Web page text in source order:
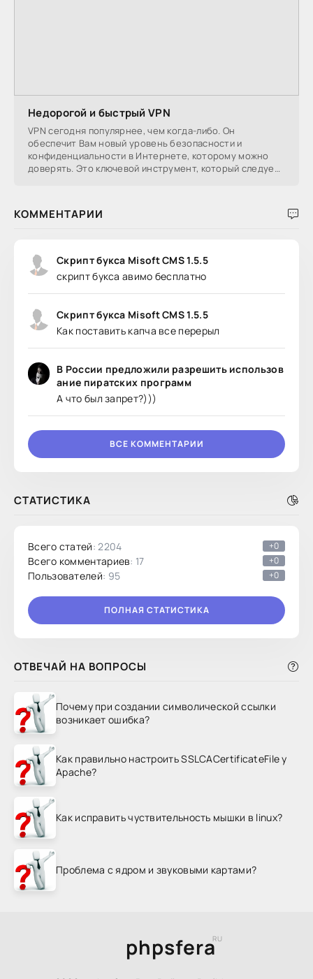
Недорогой и быстрый VPN
VPN сегодня популярнее, чем когда-либо. Он
обеспечит Вам новый уровень безопасности и
конфиденциальности в Интернете, которому можно
доверять. Это ключевой инструмент, который следует
КОММЕНТАРИИ
Скрипт букса Misoft CMS 1.5.5
скрипт букса авимо бесплатно
Скрипт букса Misoft CMS 1.5.5
Как поставить капча все перерыл
В России предложили разрешить использов
ание пиратских программ
А что был запрет?)))
ВСЕ КОММЕНТАРИИ
СТАТИСТИКА
Всего статей: 2204 +0
Всего комментариев: 17 +0
Пользователей: 95 +0
ПОЛНАЯ СТАТИСТИКА
ОТВЕЧАЙ НА ВОПРОСЫ
Почему при создании символической ссылки
возникает ошибка?
Как правильно настроить SSLCACertificateFile у
Apache?
Как исправить чуствительность мышки в linux?
Проблема с ядром и звуковыми картами?
phpsferaRU